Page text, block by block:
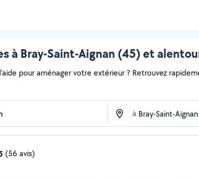
à Bray-Saint-Aignan (45) et
pour aménager votre extérieur ? Retrouvez
à
(56 avis)